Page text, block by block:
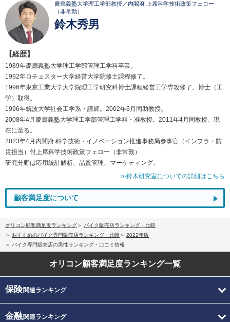
慶應義塾大学理工学部教授／内閣府 上席科学技術政策フェロー
（非常勤）
鈴木秀男
【経歴】
1989年慶應義塾大学理工学部管理工学科卒業。
1992年ロチェスター大学経営大学院修士課程修了。
1996年東京工業大学大学院理工学研究科博士課程経営工学専攻修了。博士（工
学）取得。
1996年筑波大学社会工学系・講師。2002年6月同助教授。
2008年4月慶應義塾大学理工学部管理工学科・准教授。2011年4月同教授、現
在に至る。
2023年4月内閣府 科学技術・イノベーション推進事務局参事官（インフラ・防
災担当）付上席科学技術政策フェロー（非常勤）
研究分野は応用統計解析、品質管理、マーケティング。
≫鈴木研究室についての詳細はこちら
顧客満足度について
オリコン顧客満足度ランキング
バイク販売店ランキング・比較
おすすめのバイク専門販売店ランキング・比較
2022年版
バイク専門販売店の男性ランキング・口コミ情報
オリコン顧客満足度ランキング一覧
保険関連ランキング
金融関連ランキング